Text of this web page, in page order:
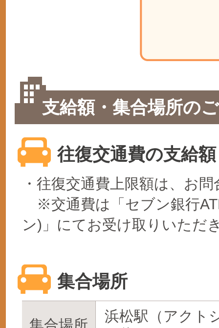
支給額・集合場所の
往復交通費の支給額
・往復交通費上限額は、お
※交通費は「セブン銀行
ン)」にてお受け取りいただ
集合場所
浜松駅（アクト